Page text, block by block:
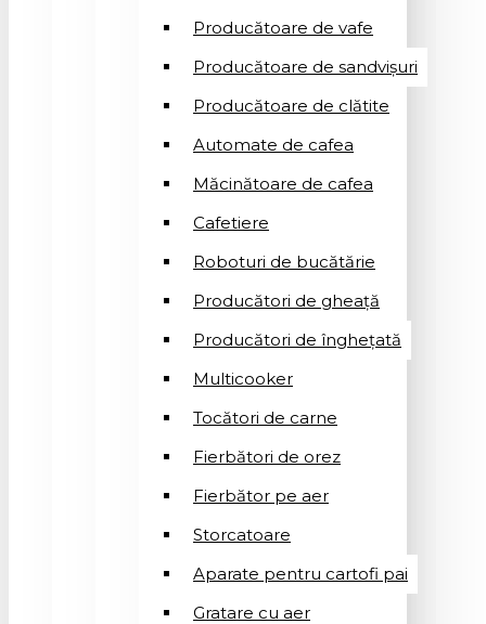
Producătoare de vafe
Producătoare de sandvişuri
Producătoare de clătite
Automate de cafea
Măcinătoare de cafea
Cafetiere
Roboturi de bucătărie
Producători de gheață
Producători de înghețată
Multicooker
Tocători de carne
Fierbători de orez
Fierbător pe aer
Storcatoare
Aparate pentru cartofi pai
Gratare cu aer